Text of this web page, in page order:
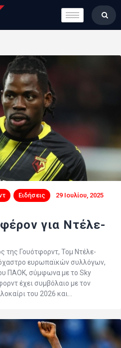
Ειδήσεις
29 Ιουλίου, 2025
για Ντέλε-
της Γουότφορντ, Τομ Ντέλε-
ευρωπαϊκών συλλόγων,
ΠΑΟΚ, σύμφωνα με το Sky
έχει συμβόλαιο με τον
του 2026 και…